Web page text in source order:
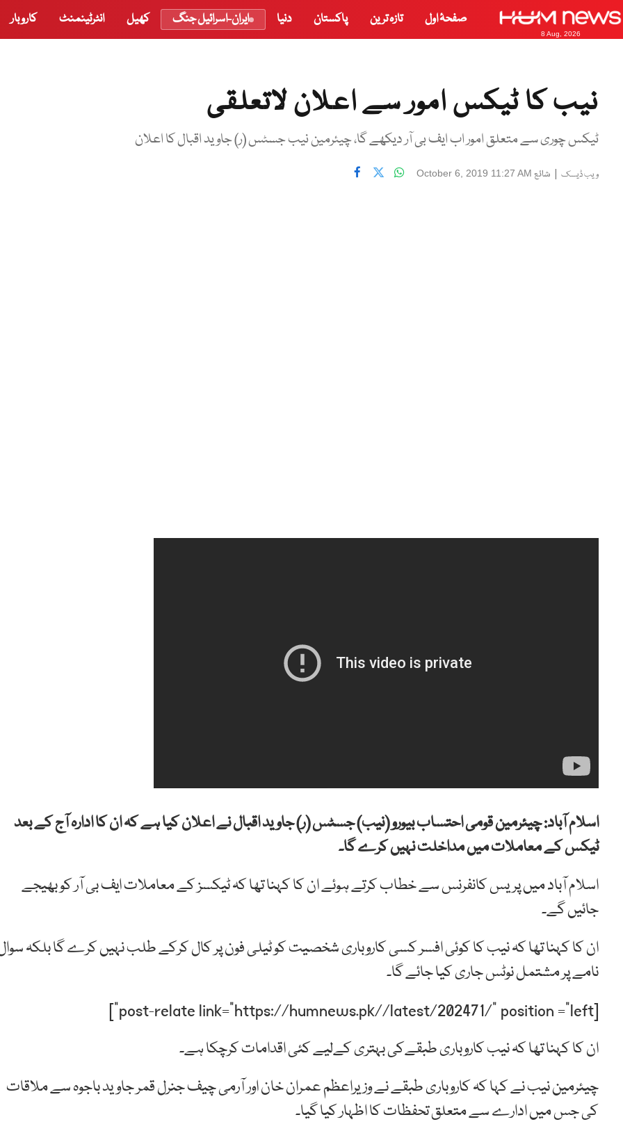
8 Aug, 2026
صفحۂ اول تازہ ترین پاکستان دنیا ایران-اسرائیل جنگ کھیل انٹرٹینمنٹ کاروبار
نیب کا ٹیکس امور سے اعلان لاتعلقی
ٹیکس چوری سے متعلق امور اب ایف بی آر دیکھے گا، چیئرمین نیب جسٹس (ر) جاوید اقبال کا اعلان
ویب ڈیسک | شائع October 6, 2019 11:27 AM
اسلام آباد: چیئرمین قومی احتساب بیورو (نیب) جسٹس (ر) جاوید اقبال نے اعلان کیا ہے کہ ان کا ادارہ آج کے بعد
ٹیکس کے معاملات میں مداخلت نہیں کرے گا۔
اسلام آباد میں پریس کانفرنس سے خطاب کرتے ہوئے ان کا کہنا تھا کہ ٹیکسز کے معاملات ایف بی آر کو بھیجے
جائیں گے۔
ان کا کہنا تھا کہ نیب کا کوئی افسر کسی کاروباری شخصیت کو ٹیلی فون پر کال کرکے طلب نہیں کرے گا بلکہ
نامے پر مشتمل نوٹس جاری کیا جائے گا۔
[post-relate link=”https://humnews.pk//latest/202471/” position =”left”]
ان کا کہنا تھا کہ نیب کاروباری طبقےکی بہتری کےلیے کئی اقدامات کرچکا ہے۔
چیئرمین نیب نے کہا کہ کاروباری طبقے نے وزیراعظم عمران خان اور آرمی چیف جنرل قمر جاوید باجوہ سے ملاقات
کی جس میں ادارے سے متعلق تحفظات کا اظہار کیا گیا۔